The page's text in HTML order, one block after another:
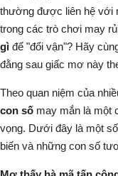
thường được liên hệ với
trong các trò chơi may
gì để "đổi vận"? Hãy
đằng sau giấc mơ này
Theo quan niệm của
con số may mắn là một
vọng. Dưới đây là một
biến và những con số